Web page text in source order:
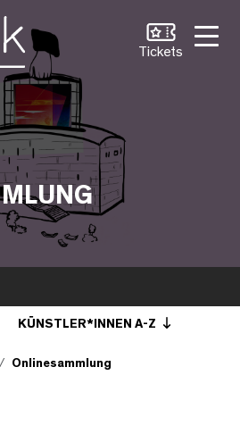
Tickets
KÜNSTLER*INNEN A-Z
Onlinesammlung